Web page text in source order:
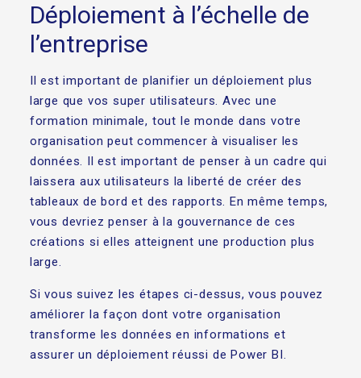
Déploiement à l’échelle de
l’entreprise
Il est important de planifier un déploiement plus
large que vos super utilisateurs. Avec une
formation minimale, tout le monde dans votre
organisation peut commencer à visualiser les
données. Il est important de penser à un cadre qui
laissera aux utilisateurs la liberté de créer des
tableaux de bord et des rapports. En même temps,
vous devriez penser à la gouvernance de ces
créations si elles atteignent une production plus
large.
Si vous suivez les étapes ci-dessus, vous pouvez
améliorer la façon dont votre organisation
transforme les données en informations et
assurer un déploiement réussi de Power BI.